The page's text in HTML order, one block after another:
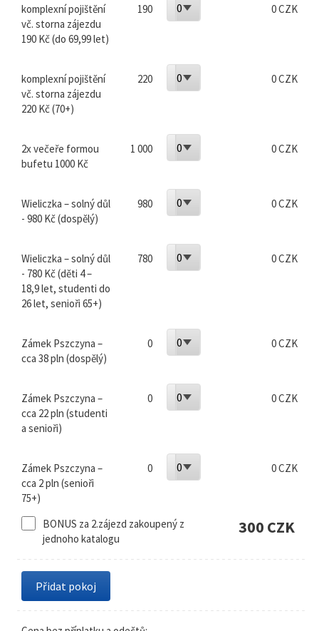
komplexní pojištění
vč. storna zájezdu
190 Kč (do 69,99 let)
190 0 0 CZK
komplexní pojištění
vč. storna zájezdu
220 Kč (70+)
220 0 0 CZK
2x večeře formou
bufetu 1000 Kč
1 000 0 0 CZK
Wieliczka – solný důl
- 980 Kč (dospělý)
980 0 0 CZK
Wieliczka – solný důl
- 780 Kč (děti 4 –
18,9 let, studenti do
26 let, senioři 65+)
780 0 0 CZK
Zámek Pszczyna –
cca 38 pln (dospělý)
0 0 0 CZK
Zámek Pszczyna –
cca 22 pln (studenti
a senioři)
0 0 0 CZK
Zámek Pszczyna –
cca 2 pln (senioři
75+)
0 0 0 CZK
BONUS za 2.zájezd zakoupený z
jednoho katalogu
300 CZK